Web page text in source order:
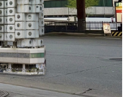
も承認した会員が前項の何れかに該
合、会員資格を取り消すことがあり
ドの管理）
が発行したIDおよびパスワードの使
任を負うものとします。
びパスワードを、貸与、譲渡、売買、